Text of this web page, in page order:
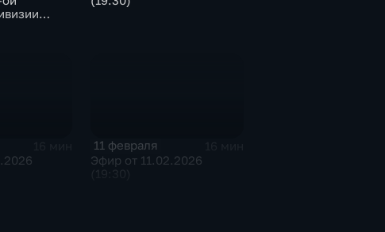
11 февраля
Эфир от 11.02.2026